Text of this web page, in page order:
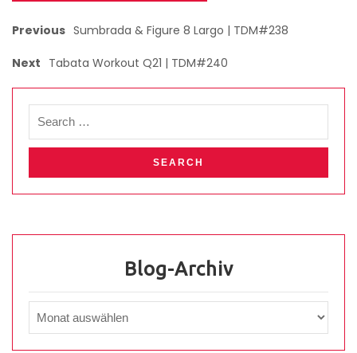
Previous Sumbrada & Figure 8 Largo | TDM#238
Next Tabata Workout Q21 | TDM#240
Blog-Archiv